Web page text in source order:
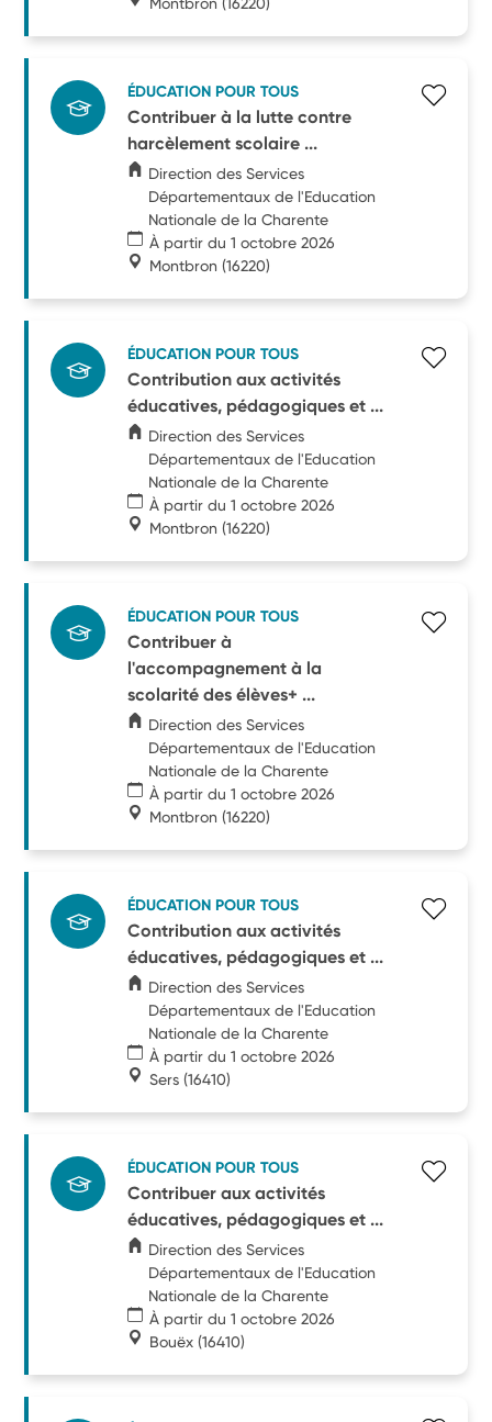
ÉDUCATION POUR TOUS
Contribuer à la lutte contre
harcèlement scolaire ...
Direction des Services
Départementaux de l'Education
Nationale de la Charente
À partir du 1 octobre 2026
Montbron (16220)
ÉDUCATION POUR TOUS
Contribution aux activités
éducatives, pédagogiques et ...
Direction des Services
Départementaux de l'Education
Nationale de la Charente
À partir du 1 octobre 2026
Montbron (16220)
ÉDUCATION POUR TOUS
Contribuer à
l'accompagnement à la
scolarité des élèves+ ...
Direction des Services
Départementaux de l'Education
Nationale de la Charente
À partir du 1 octobre 2026
Montbron (16220)
ÉDUCATION POUR TOUS
Contribution aux activités
éducatives, pédagogiques et ...
Direction des Services
Départementaux de l'Education
Nationale de la Charente
À partir du 1 octobre 2026
Sers (16410)
ÉDUCATION POUR TOUS
Contribuer aux activités
éducatives, pédagogiques et ...
Direction des Services
Départementaux de l'Education
Nationale de la Charente
À partir du 1 octobre 2026
Bouëx (16410)